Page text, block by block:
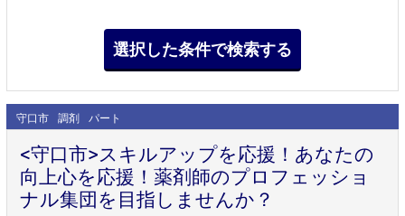
守口市 調剤 パート
<守口市>スキルアップを応援！あなたの
向上心を応援！薬剤師のプロフェッショ
ナル集団を目指しませんか？